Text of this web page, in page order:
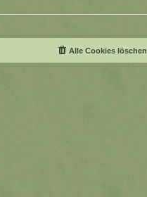
Alle Cookies löschen